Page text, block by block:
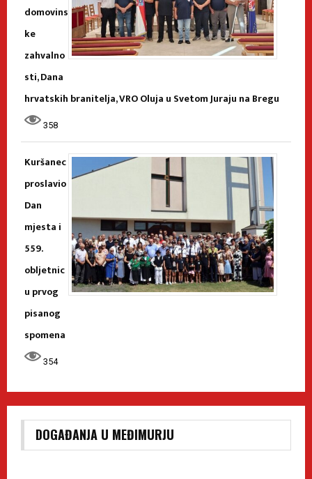
domovins
ke
zahvalno
sti, Dana
hrvatskih branitelja, VRO Oluja u Svetom Juraju na Bregu
358
Kuršanec
proslavio
Dan
mjesta i
559.
obljetnic
u prvog
pisanog
spomena
354
DOGAĐANJA U MEĐIMURJU